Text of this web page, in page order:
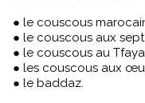
● le couscous
● le couscous aux
● le couscous au Tfaya
● les couscous aux
● le baddaz.